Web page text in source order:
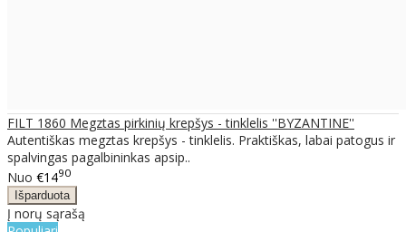
FILT 1860 Megztas pirkinių krepšys - tinklelis ''BYZANTINE''
Autentiškas megztas krepšys - tinklelis. Praktiškas, labai patogus ir
spalvingas pagalbininkas apsip..
Nuo €1490
Į norų sąrašą